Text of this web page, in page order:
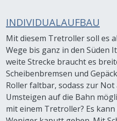
INDIVIDUALAUFBAU
Mit diesem Tretroller soll es
Wege bis ganz in den Süden
weite Strecke braucht es
Scheibenbremsen und
Roller faltbar, sodass zur
Umsteigen auf die Bahn
mit einem Tretroller? Es